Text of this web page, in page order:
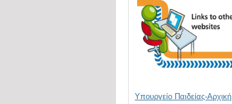
Υπουργείο Παιδείας-Αρχική